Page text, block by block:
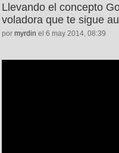
Llevando el concepto
voladora que te sigue
por myrdin el 6 may 2014, 08:39